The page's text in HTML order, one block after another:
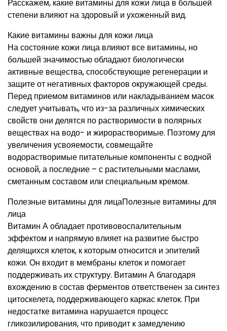
Расскажем, какие витамины для кожи лица в большей
степени влияют на здоровый и ухоженный вид.
Какие витамины важны для кожи лица
На состояние кожи лица влияют все витамины, но
большей значимостью обладают биологически
активные вещества, способствующие регенерации и
защите от негативных факторов окружающей среды.
Перед приемом витаминов или накладыванием масок
следует учитывать, что из-за различных химических
свойств они делятся по растворимости в полярных
веществах на водо- и жирорастворимые. Поэтому для
увеличения усвояемости, совмещайте
водорастворимые питательные компоненты с водной
основой, а последние – с растительными маслами,
сметанным составом или специальным кремом.
Полезные витамины для лицаПолезные витамины для
лица
Витамин А обладает противовоспалительным
эффектом и напрямую влияет на развитие быстро
делящихся клеток, к которым относится и эпителий
кожи. Он входит в мембраны клеток и помогает
поддерживать их структуру. Витамин А благодаря
вхождению в состав ферментов ответственен за синтез
цитоскелета, поддерживающего каркас клеток. При
недостатке витамина нарушается процесс
гликозилирования, что приводит к замедлению